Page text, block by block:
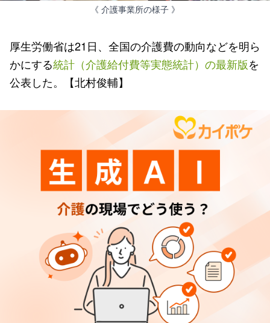
《 介護事業所の様子 》
厚生労働省は21日、全国の介護費の動向などを明ら
かにする統計（介護給付費等実態統計）の最新版を
公表した。【北村俊輔】